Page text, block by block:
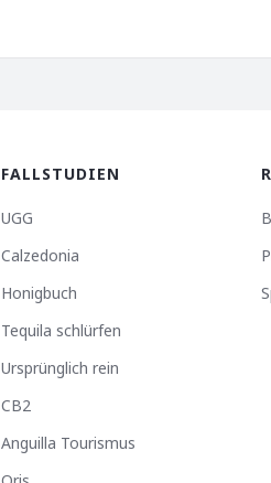
FALLSTUDIEN
UGG
Calzedonia
Honigbuch
Tequila schlürfen
Ursprünglich rein
CB2
Anguilla Tourismus